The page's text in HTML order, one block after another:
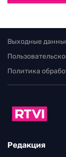
Выходные
Политика
Редакция